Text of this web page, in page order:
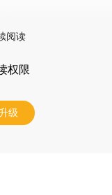
阅读
权限
级